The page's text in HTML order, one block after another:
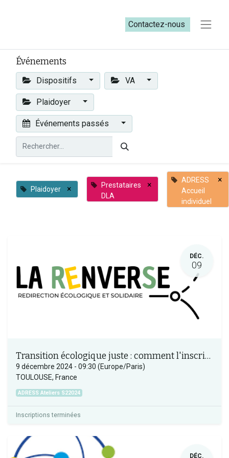
Contactez-nous​​
Événements
Dispositifs VA
Plaidoyer
Événements passés
Plaidoyer ×
Prestataires
DLA
×
ADRESS
Accueil
individuel
×
DÉC.
09
Transition écologique juste : comment l'inscrire dans mon projet ?
9 décembre 2024 - 09:30 (Europe/Paris)
TOULOUSE, France
ADRESS Ateliers S22024
Inscriptions terminées
DÉC.